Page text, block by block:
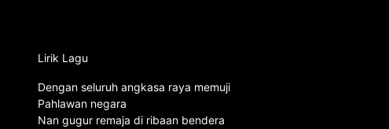
Lirik Lagu
Dengan seluruh angkasa raya memuji
Pahlawan negara
Nan gugur remaja di ribaan bendera